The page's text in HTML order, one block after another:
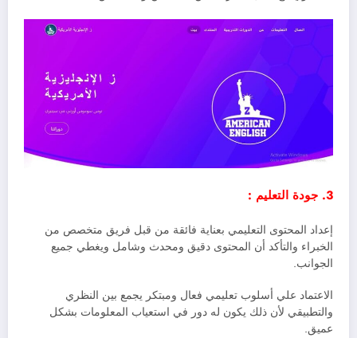
3. جودة التعليم :
إعداد المحتوى التعليمي بعناية فائقة من قبل فريق متخصص من
الخبراء والتأكد أن المحتوى دقيق ومحدث وشامل ويغطي جميع
الجوانب.
الاعتماد علي أسلوب تعليمي فعال ومبتكر يجمع بين النظري
والتطبيقي لأن ذلك يكون له دور في استعياب المعلومات بشكل
عميق.